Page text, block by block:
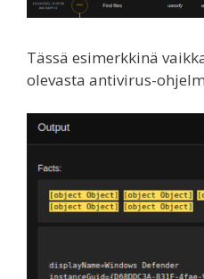
Tässä esimerkkinä
olevasta antivirus-